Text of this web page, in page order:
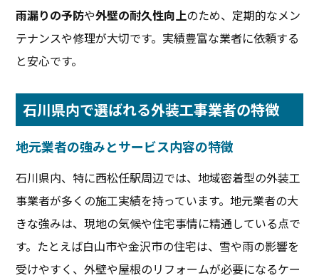
雨漏りの予防や外壁の耐久性向上のため、定期的なメン
テナンスや修理が大切です。実績豊富な業者に依頼する
と安心です。
石川県内で選ばれる外装工事業者の特徴
地元業者の強みとサービス内容の特徴
石川県内、特に西松任駅周辺では、地域密着型の外装工
事業者が多くの施工実績を持っています。地元業者の大
きな強みは、現地の気候や住宅事情に精通している点で
す。たとえば白山市や金沢市の住宅は、雪や雨の影響を
受けやすく、外壁や屋根のリフォームが必要になるケー